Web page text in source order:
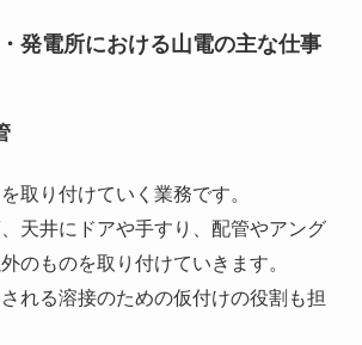
発電所における山電の主な仕事
取り付けていく業務です。
天井にドアや手すり、配管やアング
のものを取り付けていきます。
れる溶接のための仮付けの役割も担